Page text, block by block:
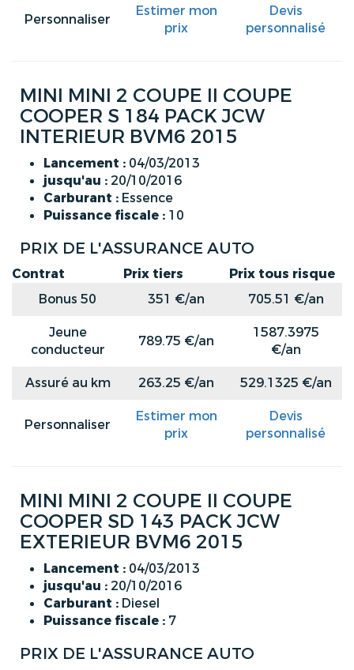
Personnaliser
Estimer mon
prix
Devis
personnalisé
MINI MINI 2 COUPE II COUPE
COOPER S 184 PACK JCW
INTERIEUR BVM6 2015
Lancement : 04/03/2013
jusqu'au : 20/10/2016
Carburant : Essence
Puissance fiscale : 10
PRIX DE L'ASSURANCE AUTO
Contrat Prix tiers
Prix tous risque
Bonus 50
351 €/an
705.51 €/an
Jeune
conducteur
789.75 €/an
1587.3975
€/an
Assuré au km
263.25 €/an 529.1325 €/an
Personnaliser
Estimer mon
prix
Devis
personnalisé
MINI MINI 2 COUPE II COUPE
COOPER SD 143 PACK JCW
EXTERIEUR BVM6 2015
Lancement : 04/03/2013
jusqu'au : 20/10/2016
Carburant : Diesel
Puissance fiscale : 7
PRIX DE L'ASSURANCE AUTO